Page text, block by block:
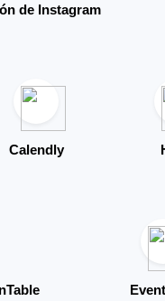
de Instagram
Calendly